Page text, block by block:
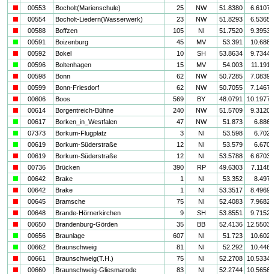
00553 Bocholt(Marienschule) 25 NW 51.8380
00554 Bocholt-Liedern(Wasserwerk) 23 NW 51.8293
00588 Boffzen 105 NI 51.7520
00591 Boizenburg 45 MV 53.391
00592 Bokel 10 SH 53.8634
00596 Boltenhagen 15 MV 54.003
00598 Bonn 62 NW 50.7285
00599 Bonn-Friesdorf 62 NW 50.7055
00606 Boos 569 BY 48.0791
00614 Borgentreich-Bühne 240 NW 51.5709
00617 Borken_in_Westfalen 47 NW 51.873
07373 Borkum-Flugplatz 3 NI 53.598
00619 Borkum-Süderstraße 12 NI 53.579
00619 Borkum-Süderstraße 12 NI 53.5788
00736 Brücken 390 RP 49.6303
00642 Brake 1 NI 53.352
00642 Brake 1 NI 53.3517
00645 Bramsche 75 NI 52.4083
00648 Brande-Hörnerkirchen 9 SH 53.8551
00650 Brandenburg-Görden 35 BB 52.4136
00656 Braunlage 607 NI 51.723
00662 Braunschweig 81 NI 52.292
00661 Braunschweig(T.H.) 75 NI 52.2708
00660 Braunschweig-Gliesmarode 83 NI 52.2744